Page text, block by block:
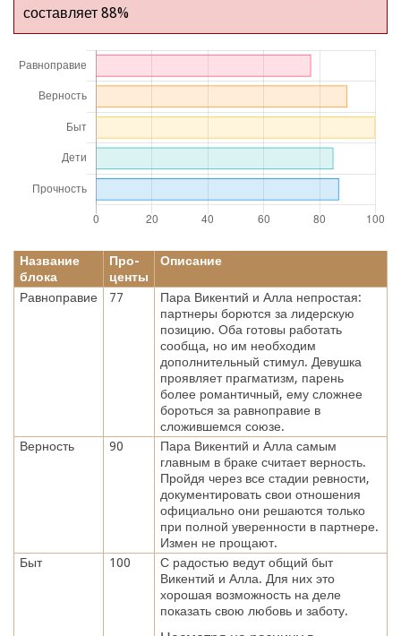
составляет 88%
Название
блока
Про-
центы
Описание
Равноправие 77
Пара Викентий и Алла непростая:
партнеры борются за лидерскую
позицию. Оба готовы работать
сообща, но им необходим
дополнительный стимул. Девушка
проявляет прагматизм, парень
более романтичный, ему сложнее
бороться за равноправие в
сложившемся союзе.
Верность
90
Пара Викентий и Алла самым
главным в браке считает верность.
Пройдя через все стадии ревности,
документировать свои отношения
официально они решаются только
при полной уверенности в партнере.
Измен не прощают.
Быт
100
С радостью ведут общий быт
Викентий и Алла. Для них это
хорошая возможность на деле
показать свою любовь и заботу.